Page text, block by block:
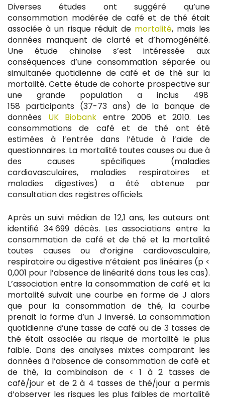
Diverses études ont suggéré qu’une
consommation modérée de café et de thé était
associée à un risque réduit de mortalité, mais les
données manquent de clarté et d’homogénéité.
Une étude chinoise s’est intéressée aux
conséquences d’une consommation séparée ou
simultanée quotidienne de café et de thé sur la
mortalité. Cette étude de cohorte prospective sur
une grande population a inclus 498
158 participants (37-73 ans) de la banque de
données UK Biobank entre 2006 et 2010. Les
consommations de café et de thé ont été
estimées à l’entrée dans l’étude à l’aide de
questionnaires. La mortalité toutes causes ou due à
des causes spécifiques (maladies
cardiovasculaires, maladies respiratoires et
maladies digestives) a été obtenue par
consultation des registres officiels.
Après un suivi médian de 12,1 ans, les auteurs ont
identifié 34 699 décès. Les associations entre la
consommation de café et de thé et la mortalité
toutes causes ou d’origine cardiovasculaire,
respiratoire ou digestive n’étaient pas linéaires (p <
0,001 pour l’absence de linéarité dans tous les cas).
L’association entre la consommation de café et la
mortalité suivait une courbe en forme de J alors
que pour la consommation de thé, la courbe
prenait la forme d’un J inversé. La consommation
quotidienne d’une tasse de café ou de 3 tasses de
thé était associée au risque de mortalité le plus
faible. Dans des analyses mixtes comparant les
données à l’absence de consommation de café et
de thé, la combinaison de < 1 à 2 tasses de
café/jour et de 2 à 4 tasses de thé/jour a permis
d’observer les risques les plus faibles de mortalité